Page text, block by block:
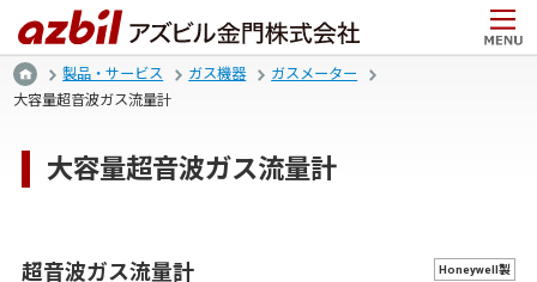
製品・サービス ガス機器
ガスメーター
大容量超音波ガス流量計
大容量超音波ガス流量計
超音波ガス流量計 Honeywell製